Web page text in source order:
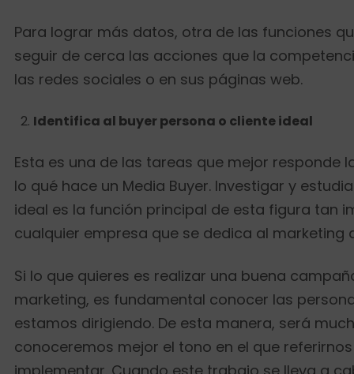
Para lograr más datos, otra de las funciones
seguir de cerca las acciones que la
las redes sociales o en sus páginas web.
Identifica al buyer persona o cliente ideal
Esta es una de las tareas que mejor responde
lo qué hace un Media Buyer. Investigar y
ideal es la función principal de esta figura tan
cualquier empresa que se dedica al marketing
Si lo que quieres es realizar una buena
marketing, es fundamental conocer las
estamos dirigiendo. De esta manera, será
conoceremos mejor el tono en el que